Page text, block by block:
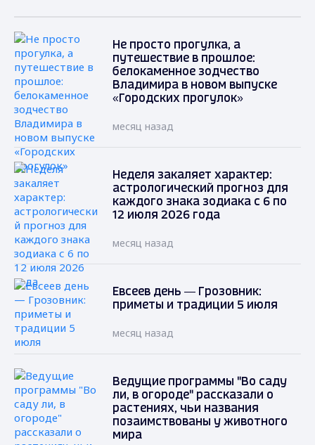
Не просто прогулка, а
путешествие в прошлое:
белокаменное зодчество
Владимира в новом выпуске
«Городских прогулок»
месяц назад
Неделя закаляет характер:
астрологический прогноз для
каждого знака зодиака с 6 по
12 июля 2026 года
месяц назад
Евсеев день — Грозовник:
приметы и традиции 5 июля
месяц назад
Ведущие программы "Во саду
ли, в огороде" рассказали о
растениях, чьи названия
позаимствованы у животного
мира